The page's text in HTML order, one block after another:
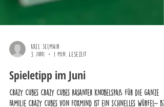
Axel Selmair
3. Juni
1 Min. Lesezeit
Spieletipp im Juni
Crazy Cubes Crazy Cubes Rasanter Knobelspaß für die ganze
Familie Crazy Cubes von FoxMind ist ein schnelles Würfel-